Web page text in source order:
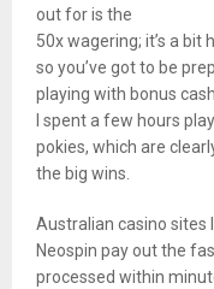
out for is the
50x wagering; it’s a bit
so you’ve got to be
playing with bonus
I spent a few hours
pokies, which are
the big wins.
Australian casino sites
Neospin pay out the
processed within